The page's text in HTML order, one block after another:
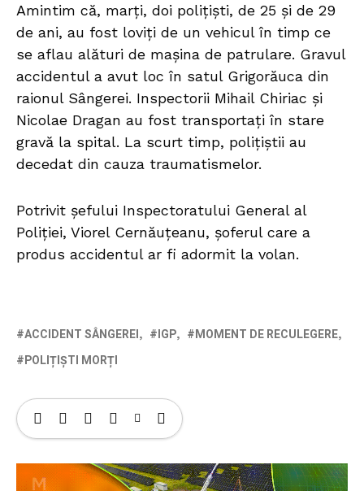
Amintim că, marți, doi polițiști, de 25 și de 29
de ani, au fost loviți de un vehicul în timp ce
se aflau alături de mașina de patrulare. Gravul
accidentul a avut loc în satul Grigorăuca din
raionul Sângerei. Inspectorii Mihail Chiriac și
Nicolae Dragan au fost transportați în stare
gravă la spital. La scurt timp, polițiștii au
decedat din cauza traumatismelor.
Potrivit șefului Inspectoratului General al
Poliției, Viorel Cernăuțeanu, șoferul care a
produs accidentul ar fi adormit la volan.
ACCIDENT SÂNGEREI IGP
MOMENT DE RECULEGERE
POLIȚIȘTI MORȚI